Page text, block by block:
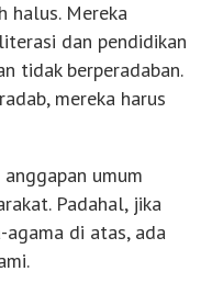
halus. Mereka
dan pendidikan
tidak berperadaban.
mereka harus
umum
Padahal, jika
di atas, ada